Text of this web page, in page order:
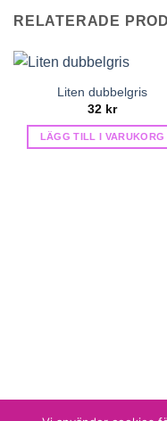
RELATERADE
Liten dubbelgris
32 kr
LÄGG TILL I VARUKORG